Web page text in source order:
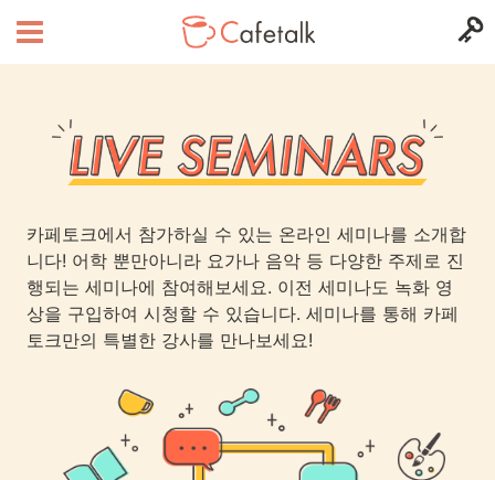
카페토크에서 참가하실 수 있는 온라인 세미나를 소개합
니다! 어학 뿐만아니라 요가나 음악 등 다양한 주제로 진
행되는 세미나에 참여해보세요. 이전 세미나도 녹화 영
상을 구입하여 시청할 수 있습니다. 세미나를 통해 카페
토크만의 특별한 강사를 만나보세요!